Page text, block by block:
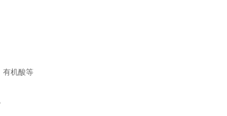
有机酸等